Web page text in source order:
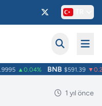
▲0.04% BNB $591.39
1 yıl önce